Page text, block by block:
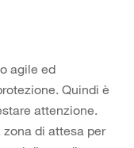
agile ed
Quindi è
attenzione.
di attesa per